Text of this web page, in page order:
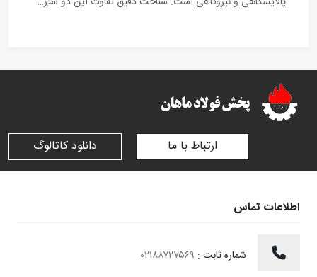
ارتباط با ما دانلود کاتالوگ
اطلاعات تماس
شماره ثابت :